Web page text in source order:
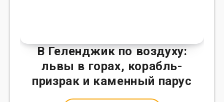
В Геленджик по воздуху:
львы в горах, корабль-
призрак и каменный парус